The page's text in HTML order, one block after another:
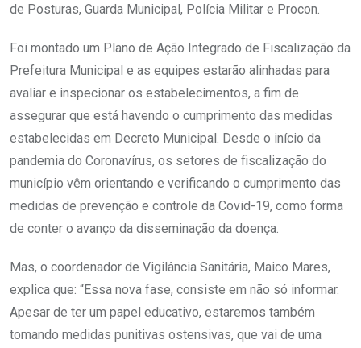
de Posturas, Guarda Municipal, Polícia Militar e Procon.
Foi montado um Plano de Ação Integrado de Fiscalização da
Prefeitura Municipal e as equipes estarão alinhadas para
avaliar e inspecionar os estabelecimentos, a fim de
assegurar que está havendo o cumprimento das medidas
estabelecidas em Decreto Municipal. Desde o início da
pandemia do Coronavírus, os setores de fiscalização do
município vêm orientando e verificando o cumprimento das
medidas de prevenção e controle da Covid-19, como forma
de conter o avanço da disseminação da doença.
Mas, o coordenador de Vigilância Sanitária, Maico Mares,
explica que: “Essa nova fase, consiste em não só informar.
Apesar de ter um papel educativo, estaremos também
tomando medidas punitivas ostensivas, que vai de uma